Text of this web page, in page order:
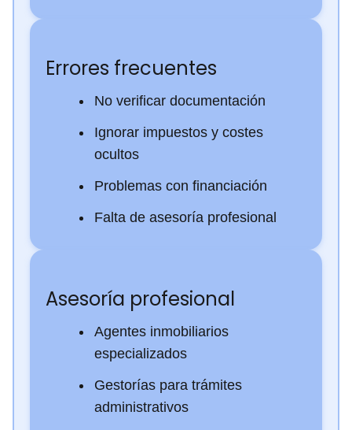
Errores frecuentes
No verificar documentación
Ignorar impuestos y costes
ocultos
Problemas con financiación
Falta de asesoría profesional
Asesoría profesional
Agentes inmobiliarios
especializados
Gestorías para trámites
administrativos